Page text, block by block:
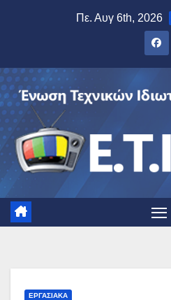
Πε. Αυγ 6th, 2026
ΕΡΓΑΣΙΑΚΆ